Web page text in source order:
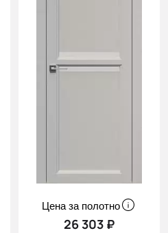
Цена за полотно
26 303 ₽